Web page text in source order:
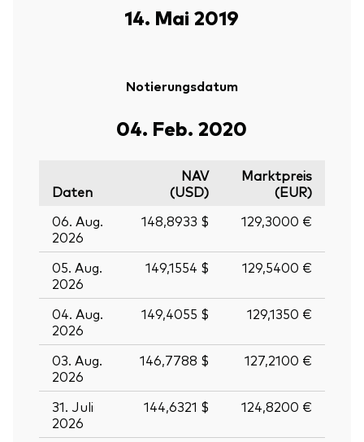
14. Mai 2019
Notierungsdatum
04. Feb. 2020
Daten
NAV
(USD)
Marktpreis
(EUR)
06. Aug.
2026
148,8933 $ 129,3000 €
05. Aug.
2026
149,1554 $ 129,5400 €
04. Aug.
2026
149,4055 $ 129,1350 €
03. Aug.
2026
146,7788 $ 127,2100 €
31. Juli
2026
144,6321 $ 124,8200 €